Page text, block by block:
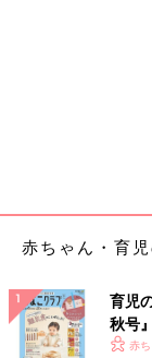
赤ちゃん・育
育児
秋号
いっ
赤